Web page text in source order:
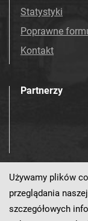
Statystyki
Poprawne
Kontakt
Partnerzy
Odwiedź nas!
Używamy plików
przeglądania
szczegółowych